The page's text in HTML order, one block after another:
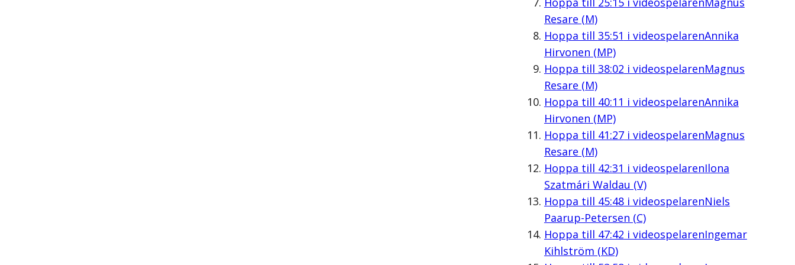
Resare (M)
Hoppa till 35:51 i videospelarenAnnika
Hirvonen (MP)
Hoppa till 38:02 i videospelarenMagnus
Resare (M)
Hoppa till 40:11 i videospelarenAnnika
Hirvonen (MP)
Hoppa till 41:27i videospelarenMagnus
Resare (M)
Hoppa till 42:31 i videospelarenIlona
Szatmári Waldau (V)
Hoppa till 45:48i videospelarenNiels
Paarup-Petersen (C)
Hoppa till 47:42 i videospelarenIngemar
Kihlström (KD)